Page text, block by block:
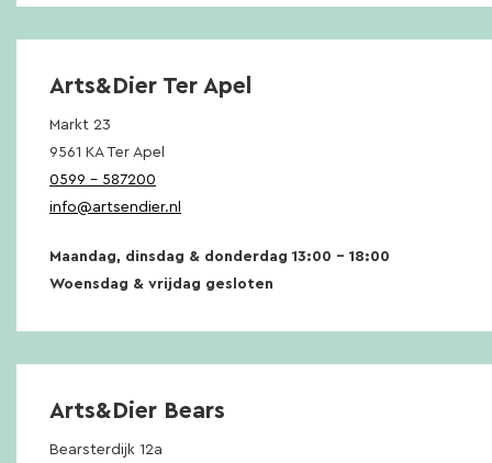
Arts&Dier Ter Apel
Markt 23
9561 KA Ter Apel
0599 – 587200
info@artsendier.nl
Maandag, dinsdag & donderdag 13:00 – 18:00
Woensdag & vrijdag gesloten
Arts&Dier Bears
Bearsterdijk 12a